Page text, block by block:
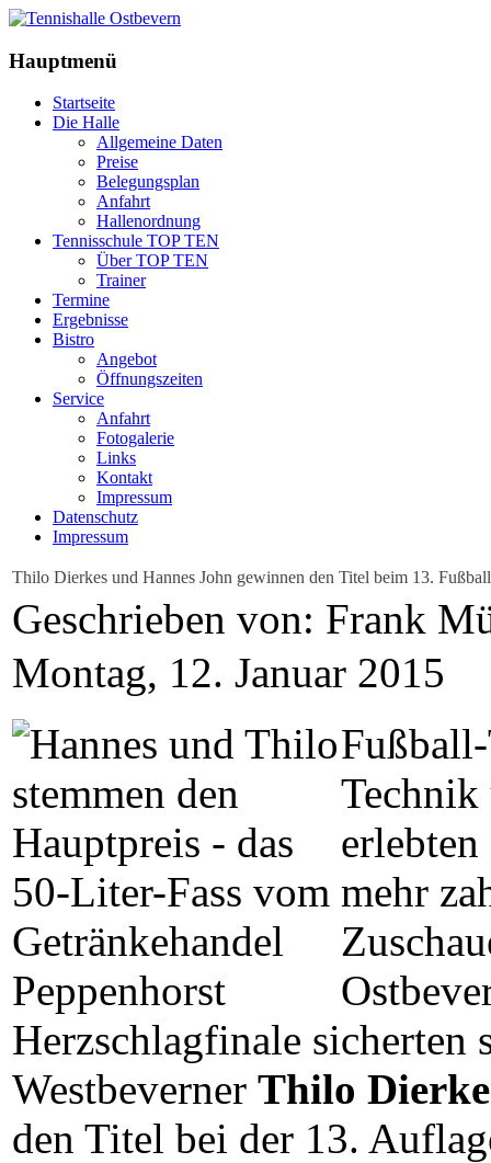
Hauptmenü
Startseite
Die Halle
Allgemeine Daten
Preise
Belegungsplan
Anfahrt
Hallenordnung
Tennisschule TOP TEN
Über TOP TEN
Trainer
Termine
Ergebnisse
Bistro
Angebot
Öffnungszeiten
Service
Anfahrt
Fotogalerie
Links
Kontakt
Impressum
Datenschutz
Impressum
Thilo Dierkes und Hannes John gewinnen den Titel beim 13.
Geschrieben von: Frank
Montag, 12. Januar 2015
Technik
erlebten
mehr
Herzschlagfinale sicherten
Westbeverner Thilo
den Titel bei der 13.